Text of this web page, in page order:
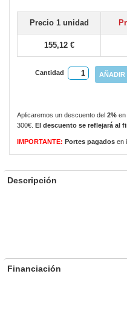
Precio 1 unidad
155,12 €
Cantidad AÑADIR
Aplicaremos un descuento del 2% en
300€.
El descuento se reflejará al
IMPORTANTE: Portes pagados en
the
images
gallery
Descripción
Financiación